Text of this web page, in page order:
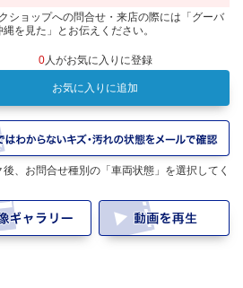
ショップへの問合せ・来店の際には「グーバ
縄を見た」とお伝えください。
0人がお気に入りに登録
お気に入りに追加
後、お問合せ種別の「車両状態」を選択してく